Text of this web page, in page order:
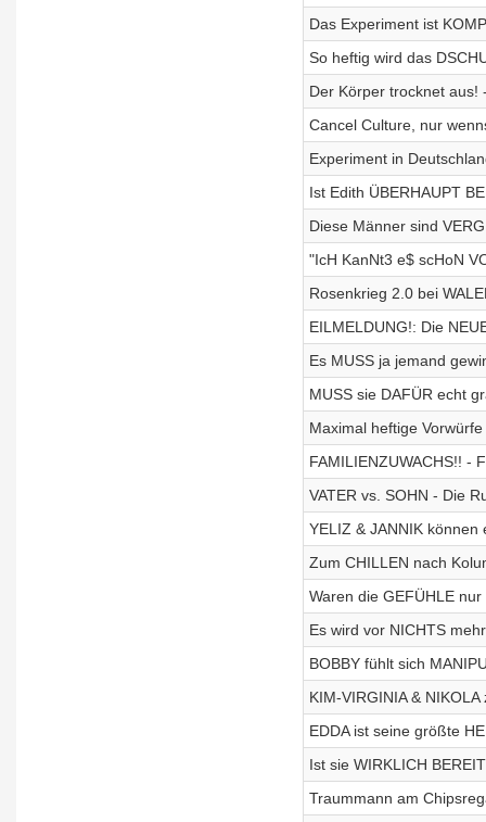
Das Experiment ist
So heftig wird das
Der Körper trocknet aus!
Cancel Culture, nur
Experiment in
Ist Edith ÜBERHAUPT
Diese Männer sind
"IcH KanNt3 e$ scHoN
Rosenkrieg 2.0 bei
EILMELDUNG!: Die
Es MUSS ja jemand
MUSS sie DAFÜR echt
Maximal heftige
FAMILIENZUWACHS!! -
VATER vs. SOHN - Die
YELIZ & JANNIK können
Zum CHILLEN nach
Waren die GEFÜHLE
Es wird vor NICHTS
BOBBY fühlt sich
KIM-VIRGINIA &
EDDA ist seine größte
Ist sie WIRKLICH
Traummann am